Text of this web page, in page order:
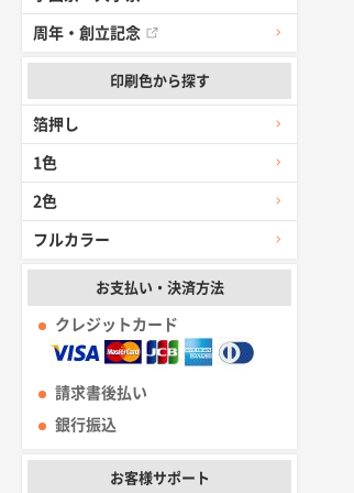
周年・創立記念
印刷色から探す
箔押し
1色
2色
フルカラー
お支払い・決済方法
クレジットカード
請求書後払い
銀行振込
お客様サポート